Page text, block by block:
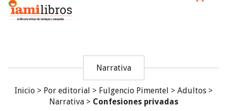
Narrativa
Inicio > Por editorial > Fulgencio Pimentel > Adultos >
Narrativa > Confesiones privadas